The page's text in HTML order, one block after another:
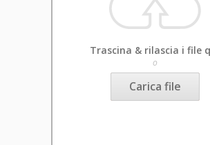
Trascina & rilascia i file
o
Carica file